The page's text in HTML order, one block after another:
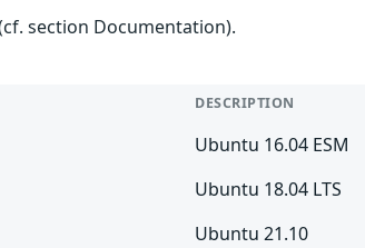
section Documentation).
DESCRIPTION
Ubuntu 16.04 ESM
Ubuntu 18.04 LTS
Ubuntu 21.10